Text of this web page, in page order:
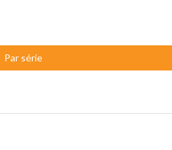
Par série